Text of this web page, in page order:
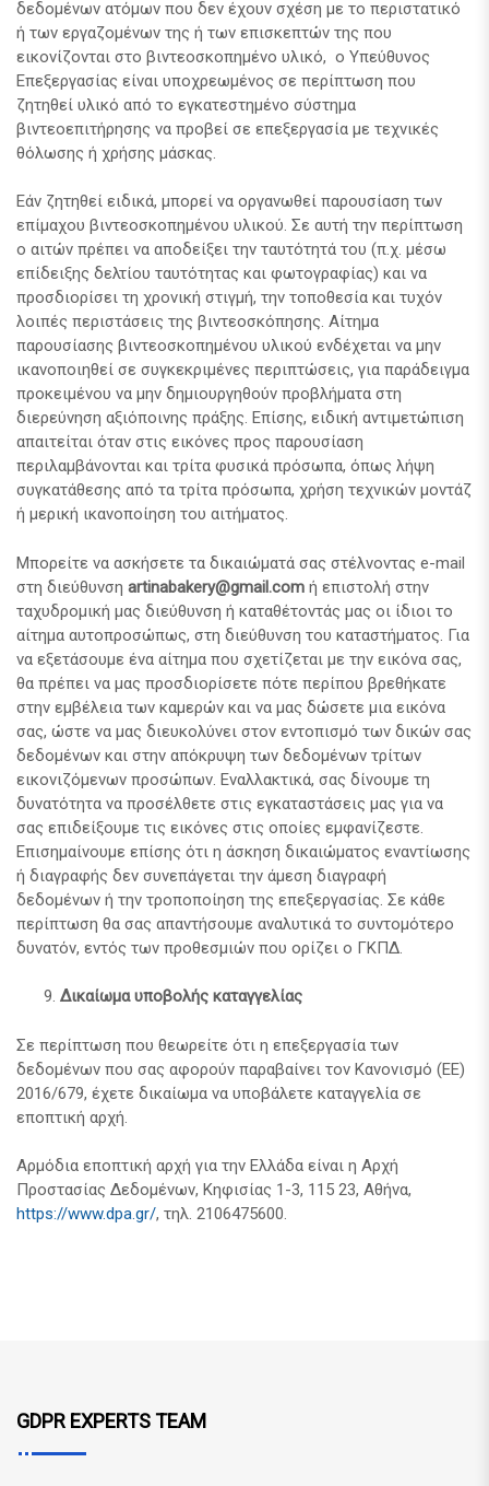
δεδομένων ατόμων που δεν έχουν σχέση με το περιστατικό
ή των εργαζομένων της ή των επισκεπτών της που
εικονίζονται στο βιντεοσκοπημένο υλικό, ο Υπεύθυνος
Επεξεργασίας είναι υποχρεωμένος σε περίπτωση που
ζητηθεί υλικό από το εγκατεστημένο σύστημα
βιντεοεπιτήρησης να προβεί σε επεξεργασία με τεχνικές
θόλωσης ή χρήσης μάσκας.
Εάν ζητηθεί ειδικά, μπορεί να οργανωθεί παρουσίαση των
επίμαχου βιντεοσκοπημένου υλικού. Σε αυτή την περίπτωση
ο αιτών πρέπει να αποδείξει την ταυτότητά του (π.χ. μέσω
επίδειξης δελτίου ταυτότητας και φωτογραφίας) και να
προσδιορίσει τη χρονική στιγμή, την τοποθεσία και τυχόν
λοιπές περιστάσεις της βιντεοσκόπησης. Αίτημα
παρουσίασης βιντεοσκοπημένου υλικού ενδέχεται να μην
ικανοποιηθεί σε συγκεκριμένες περιπτώσεις, για παράδειγμα
προκειμένου να μην δημιουργηθούν προβλήματα στη
διερεύνηση αξιόποινης πράξης. Επίσης, ειδική αντιμετώπιση
απαιτείται όταν στις εικόνες προς παρουσίαση
περιλαμβάνονται και τρίτα φυσικά πρόσωπα, όπως λήψη
συγκατάθεσης από τα τρίτα πρόσωπα, χρήση τεχνικών μοντάζ
ή μερική ικανοποίηση του αιτήματος.
Μπορείτε να ασκήσετε τα δικαιώματά σας στέλνοντας e-mail
στη διεύθυνση artinabakery@gmail.com ή επιστολή στην
ταχυδρομική μας διεύθυνση ή καταθέτοντάς μας οι ίδιοι το
αίτημα αυτοπροσώπως, στη διεύθυνση του καταστήματος. Για
να εξετάσουμε ένα αίτημα που σχετίζεται με την εικόνα σας,
θα πρέπει να μας προσδιορίσετε πότε περίπου βρεθήκατε
στην εμβέλεια των καμερών και να μας δώσετε μια εικόνα
σας, ώστε να μας διευκολύνει στον εντοπισμό των δικών σας
δεδομένων και στην απόκρυψη των δεδομένων τρίτων
εικονιζόμενων προσώπων. Εναλλακτικά, σας δίνουμε τη
δυνατότητα να προσέλθετε στις εγκαταστάσεις μας για να
σας επιδείξουμε τις εικόνες στις οποίες εμφανίζεστε.
Επισημαίνουμε επίσης ότι η άσκηση δικαιώματος εναντίωσης
ή διαγραφής δεν συνεπάγεται την άμεση διαγραφή
δεδομένων ή την τροποποίηση της επεξεργασίας. Σε κάθε
περίπτωση θα σας απαντήσουμε αναλυτικά το συντομότερο
δυνατόν, εντός των προθεσμιών που ορίζει ο ΓΚΠΔ.
Δικαίωμα υποβολής καταγγελίας
Σε περίπτωση που θεωρείτε ότι η επεξεργασία των
δεδομένων που σας αφορούν παραβαίνει τον Κανονισμό (ΕΕ)
2016/679, έχετε δικαίωμα να υποβάλετε καταγγελία σε
εποπτική αρχή.
Αρμόδια εποπτική αρχή για την Ελλάδα είναι η Αρχή
Προστασίας Δεδομένων, Κηφισίας 1-3, 115 23, Αθήνα,
https://www.dpa.gr/, τηλ. 2106475600.
GDPR EXPERTS TEAM